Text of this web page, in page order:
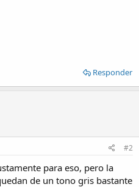
Responder
#2
para eso, pero la
de un tono gris bastante